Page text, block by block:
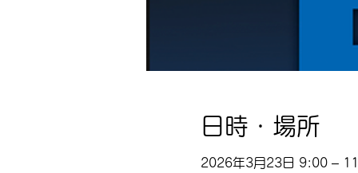
日時・場所
2026年3月23日 9:00 –